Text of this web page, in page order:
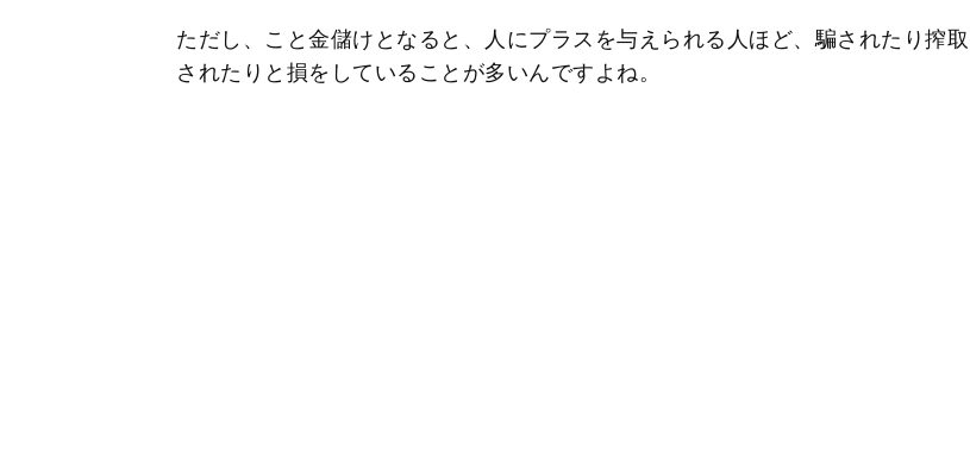
ただし、こと金儲けとなると、人にプラスを与えられる人ほど、騙されたり搾取
されたりと損をしていることが多いんですよね。